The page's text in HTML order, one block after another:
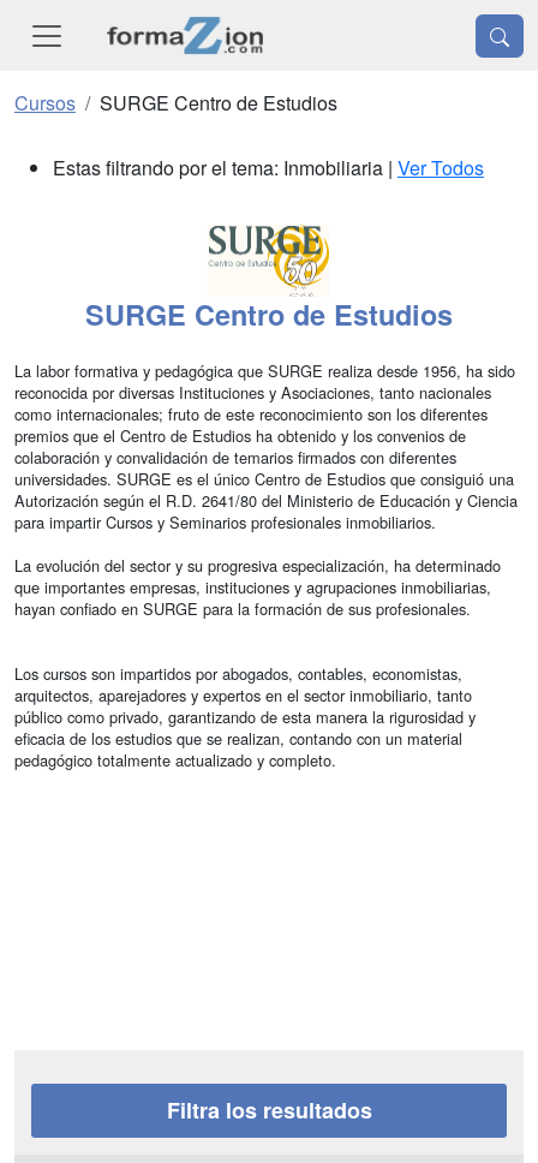
Cursos SURGE Centro de Estudios
Estas filtrando por el tema: Inmobiliaria | Ver Todos
SURGE Centro de Estudios
La labor formativa y pedagógica que SURGE realiza desde 1956, ha sido
reconocida por diversas Instituciones y Asociaciones, tanto nacionales
como internacionales; fruto de este reconocimiento son los diferentes
premios que el Centro de Estudios ha obtenido y los convenios de
colaboración y convalidación de temarios firmados con diferentes
universidades. SURGE es el único Centro de Estudios que consiguió una
Autorización según el R.D. 2641/80 del Ministerio de Educación y Ciencia
para impartir Cursos y Seminarios profesionales inmobiliarios.
La evolución del sector y su progresiva especialización, ha determinado
que importantes empresas, instituciones y agrupaciones inmobiliarias,
hayan confiado en SURGE para la formación de sus profesionales.
Los cursos son impartidos por abogados, contables, economistas,
arquitectos, aparejadores y expertos en el sector inmobiliario, tanto
público como privado, garantizando de esta manera la rigurosidad y
eficacia de los estudios que se realizan, contando con un material
pedagógico totalmente actualizado y completo.
Filtra los resultados